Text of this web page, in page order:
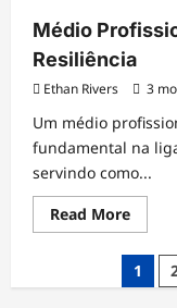
Médio
Resiliência
Ethan Rivers 3
Um médio
fundamental na
servindo como...
Read MoreRead
more
Médio
1